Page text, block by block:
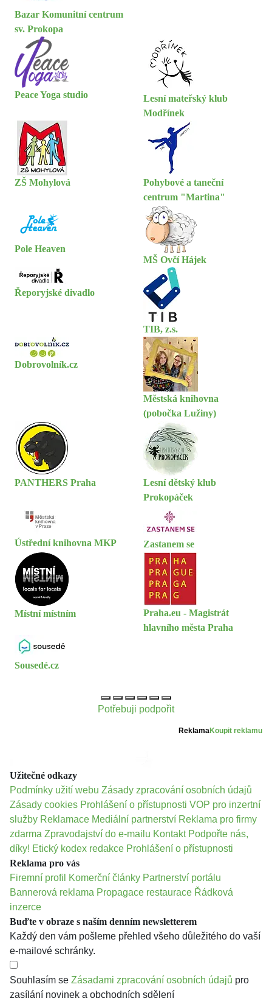
Bazar Komunitní centrum
sv. Prokopa
Peace Yoga studio
Lesní mateřský klub
Modřínek
ZŠ Mohylová
Pohybové a taneční
centrum "Martina"
Pole Heaven
MŠ Ovčí Hájek
Řeporyjské divadlo
TIB, z.s.
Dobrovolník.cz
Městská knihovna
(pobočka Lužiny)
PANTHERS Praha
Lesní dětský klub
Prokopáček
Ústřední knihovna MKP Zastanem se
Místní místním
Praha.eu - Magistrát
hlavního města Praha
Sousedé.cz
Potřebuji podpořit
ReklamaKoupit reklamu
Užitečné odkazy
Podmínky užití webu Zásady zpracování osobních údajů
Zásady cookies Prohlášení o přístupnosti VOP pro inzertní
služby Reklamace Mediální partnerství Reklama pro firmy
zdarma Zpravodajství do e-mailu Kontakt Podpořte nás,
díky! Etický kodex redakce Prohlášení o přístupnosti
Reklama pro vás
Firemní profil
Komerční články Partnerství portálu
Bannerová reklama Propagace restaurace Řádková
inzerce
Buďte v obraze s naším denním newsletterem
Každý den vám pošleme přehled všeho důležitého do vaší
e-mailové schránky.
Souhlasím se Zásadami zpracování osobních údajů pro
zasílání novinek a obchodních sdělení